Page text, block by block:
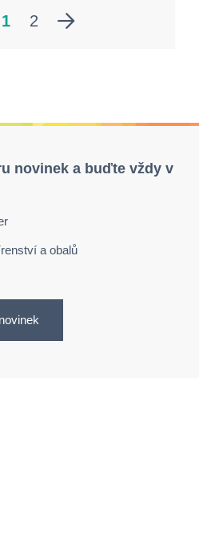
1 2
novinek a buďte vždy v
a obalů